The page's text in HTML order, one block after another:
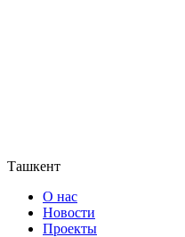
Ташкент
О нас
Новости
Проекты